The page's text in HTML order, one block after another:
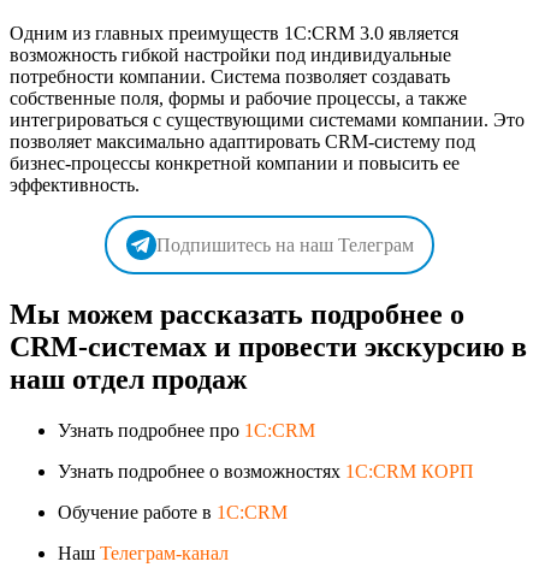
Одним из главных преимуществ 1С:CRM 3.0 является
возможность гибкой настройки под индивидуальные
потребности компании. Система позволяет создавать
собственные поля, формы и рабочие процессы, а также
интегрироваться с существующими системами компании. Это
позволяет максимально адаптировать CRM-систему под
бизнес-процессы конкретной компании и повысить ее
эффективность.
Подпишитесь на наш Телеграм
Мы можем рассказать подробнее о
CRM-системах и провести экскурсию в
наш отдел продаж
Узнать подробнее про 1C:CRM
Узнать подробнее о возможностях 1C:CRM КОРП
Обучение работе в 1C:CRM
Наш Телеграм-канал